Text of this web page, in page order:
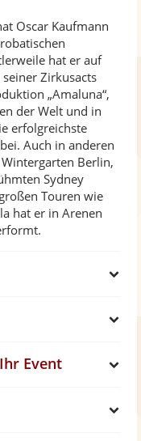
Oscar Kaufmann
hat er auf
Zirkusacts
„Amaluna“,
der Welt und in
erfolgreichste
Auch in anderen
Berlin,
Sydney
Touren wie
hat er in Arenen
Event